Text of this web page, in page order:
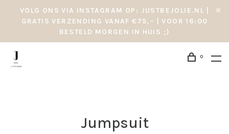
VOLG ONS VIA INSTAGRAM OP: JUSTBEJOLIE.NL |
GRATIS VERZENDING VANAF €75,– | VOOR 16:00
BESTELD MORGEN IN HUIS ;)
0
Jumpsuit